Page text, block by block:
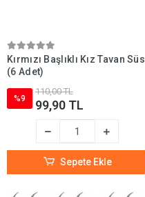
Kırmızı Başlıklı Kız Tavan Süs
(6 Adet)
%9
110,00 TL
99,90 TL
Sepete Ekle